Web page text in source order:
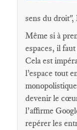
sens du droit",
Même si à
espaces, il
Cela est
l’espace tout
devenir le
l’affirme
repérer les